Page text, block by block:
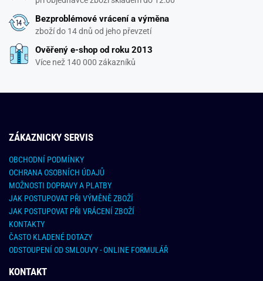
Bezproblémové vrácení a výměna
zboží do 14 dnů od jeho převzetí
Ověřený e-shop od roku 2013
Více než 140 000 zákazníků
ZÁKAZNICKY SERVIS
OBCHODNÍ PODMÍNKY
OCHRANA OSOBNÍCH ÚDAJŮ
MOŽNOSTI DOPRAVY A PLATBY
JAK POSTUPOVAT PŘI VÝMĚNĚ ZBOŽÍ
JAK POSTUPOVAT PŘI VRÁCENÍ ZBOŽÍ
KONTAKTY
ČASTO KLADENÉ DOTAZY
ODSTOUPENÍ OD SMLOUVY - ONLINE FORMULÁŘ
KONTAKT